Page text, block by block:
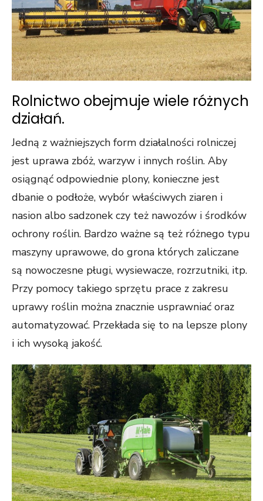
Rolnictwo obejmuje wiele różnych
działań.
Jedną z ważniejszych form działalności rolniczej
jest uprawa zbóż, warzyw i innych roślin. Aby
osiągnąć odpowiednie plony, konieczne jest
dbanie o podłoże, wybór właściwych ziaren i
nasion albo sadzonek czy też nawozów i środków
ochrony roślin. Bardzo ważne są też różnego typu
maszyny uprawowe, do grona których zaliczane
są nowoczesne pługi, wysiewacze, rozrzutniki, itp.
Przy pomocy takiego sprzętu prace z zakresu
uprawy roślin można znacznie usprawniać oraz
automatyzować. Przekłada się to na lepsze plony
i ich wysoką jakość.